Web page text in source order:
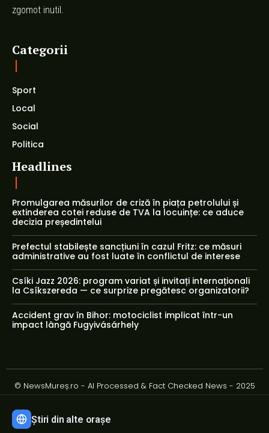
zgomot inutil.
Categorii
Sport
Local
Social
Politica
Headlines
Promulgarea măsurilor de criză în piața petrolului și
extinderea cotei reduse de TVA la locuințe: ce aduce
decizia președintelui
Prefectul stabilește sancțiuni în cazul Fritz: ce măsuri
administrative au fost luate în conflictul de interese
Csíki Jazz 2026: program variat și invitați internaționali
la Csíkszereda — ce surprize pregătesc organizatorii?
Accident grav în Bihor: motociclist implicat într-un
impact lângă Fugyivásárhely
© NewsMureș.ro - AI Processed & Fact Checked News - 2025
Știri din alte orașe